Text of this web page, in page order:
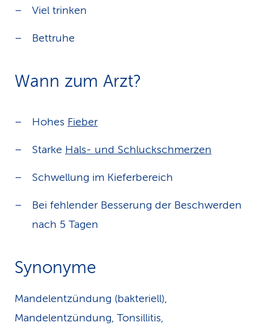
Viel trinken
Bettruhe
Wann zum Arzt?
Hohes Fieber
Starke Hals- und Schluckschmerzen
Schwellung im Kieferbereich
Bei fehlender Besserung der Beschwerden
nach 5 Tagen
Synonyme
Mandelentzündung (bakteriell),
Mandelentzündung, Tonsillitis,